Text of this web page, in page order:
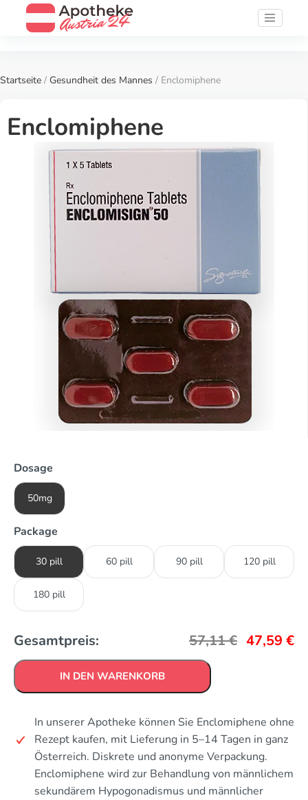
Startseite / Gesundheit des Mannes / Enclomiphene
Enclomiphene
Dosage
50mg
Package
30 pill 60 pill 90 pill 120 pill
180 pill
Gesamtpreis: 57,11€ 47,59 €
IN DEN WARENKORB
In unserer Apotheke können Sie Enclomiphene ohne
Rezept kaufen, mit Lieferung in 5–14 Tagen in ganz
Österreich. Diskrete und anonyme Verpackung.
Enclomiphene wird zur Behandlung von männlichem
sekundärem Hypogonadismus und männlicher